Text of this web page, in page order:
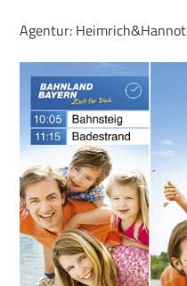
Agentur: Heimrich&Hannot